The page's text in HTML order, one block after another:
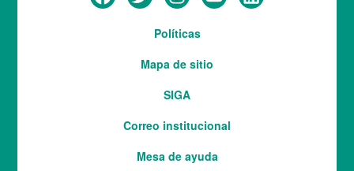
Políticas
Mapa de sitio
SIGA
Correo institucional
Mesa de ayuda